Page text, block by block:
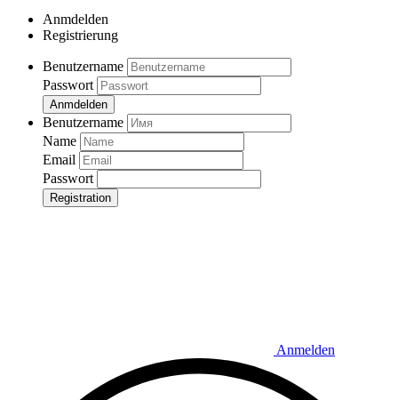
Anmdelden
Registrierung
Benutzername
Passwort
Anmdelden
Benutzername
Name
Email
Passwort
Registration
Anmelden